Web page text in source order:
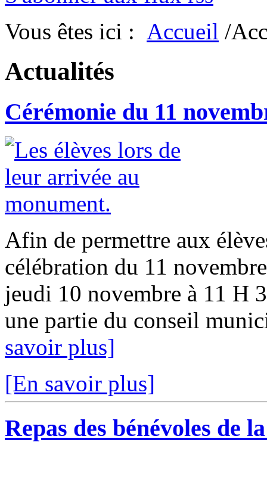
Vous êtes ici : Accueil /
Actualités
Cérémonie du 11
Afin de permettre aux
célébration du 11
jeudi 10 novembre à 11 H
une partie du conseil
savoir plus]
[En savoir plus]
Repas des bénévoles de